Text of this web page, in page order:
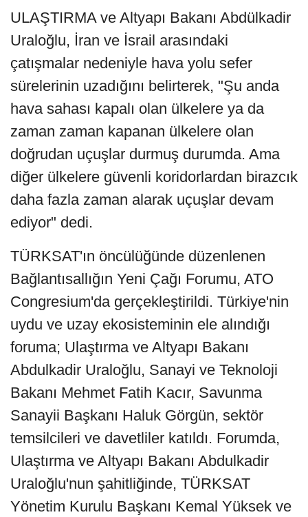
ULAŞTIRMA ve Altyapı Bakanı Abdülkadir
Uraloğlu, İran ve İsrail arasındaki
çatışmalar nedeniyle hava yolu sefer
sürelerinin uzadığını belirterek, "Şu anda
hava sahası kapalı olan ülkelere ya da
zaman zaman kapanan ülkelere olan
doğrudan uçuşlar durmuş durumda. Ama
diğer ülkelere güvenli koridorlardan birazcık
daha fazla zaman alarak uçuşlar devam
ediyor" dedi.
TÜRKSAT'ın öncülüğünde düzenlenen
Bağlantısallığın Yeni Çağı Forumu, ATO
Congresium'da gerçekleştirildi. Türkiye'nin
uydu ve uzay ekosisteminin ele alındığı
foruma; Ulaştırma ve Altyapı Bakanı
Abdulkadir Uraloğlu, Sanayi ve Teknoloji
Bakanı Mehmet Fatih Kacır, Savunma
Sanayii Başkanı Haluk Görgün, sektör
temsilcileri ve davetliler katıldı. Forumda,
Ulaştırma ve Altyapı Bakanı Abdulkadir
Uraloğlu'nun şahitliğinde, TÜRKSAT
Yönetim Kurulu Başkanı Kemal Yüksek ve